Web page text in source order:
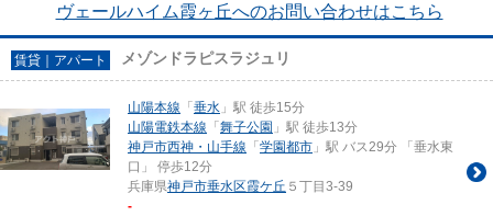
ヴェールハイム霞ヶ丘へのお問い合わせはこちら
賃貸｜アパート メゾンドラピスラジュリ
山陽本線 「 垂水 」駅 徒歩15分
山陽電鉄本線 「 舞子公園 」駅 徒歩13分
神戸市西神・山手線 「 学園都市 」駅 バス29分 「垂水東
口」 停歩12分
兵庫県神戸市垂水区霞ケ丘 ５丁目3-39
-